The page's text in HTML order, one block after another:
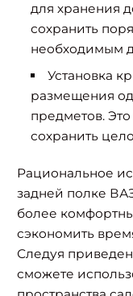
для хранения
сохранить
необходимым
Установка
размещения
предметов.
сохранить
Рациональное
задней полке
более
сэкономить
Следуя
сможете